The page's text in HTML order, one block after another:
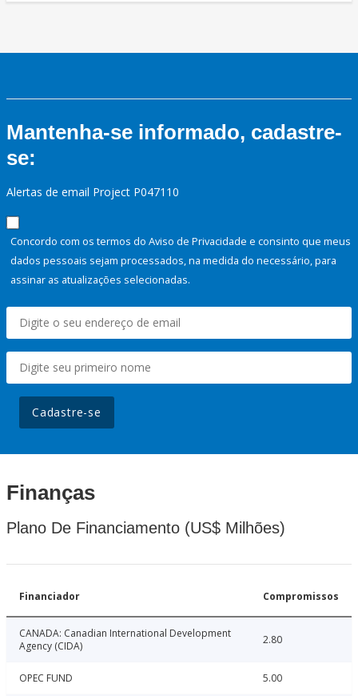
Mantenha-se informado, cadastre-
se:
Alertas de email Project P047110
Concordo com os termos do Aviso de Privacidade e consinto que meus
dados pessoais sejam processados, na medida do necessário, para
assinar as atualizações selecionadas.
Cadastre-se
Finanças
Plano De Financiamento (US$ Milhões)
Financiador Compromissos
CANADA: Canadian International Development
Agency (CIDA)
2.80
OPEC FUND 5.00